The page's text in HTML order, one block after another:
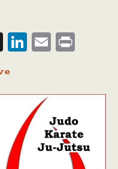
X LinkedIn
Email